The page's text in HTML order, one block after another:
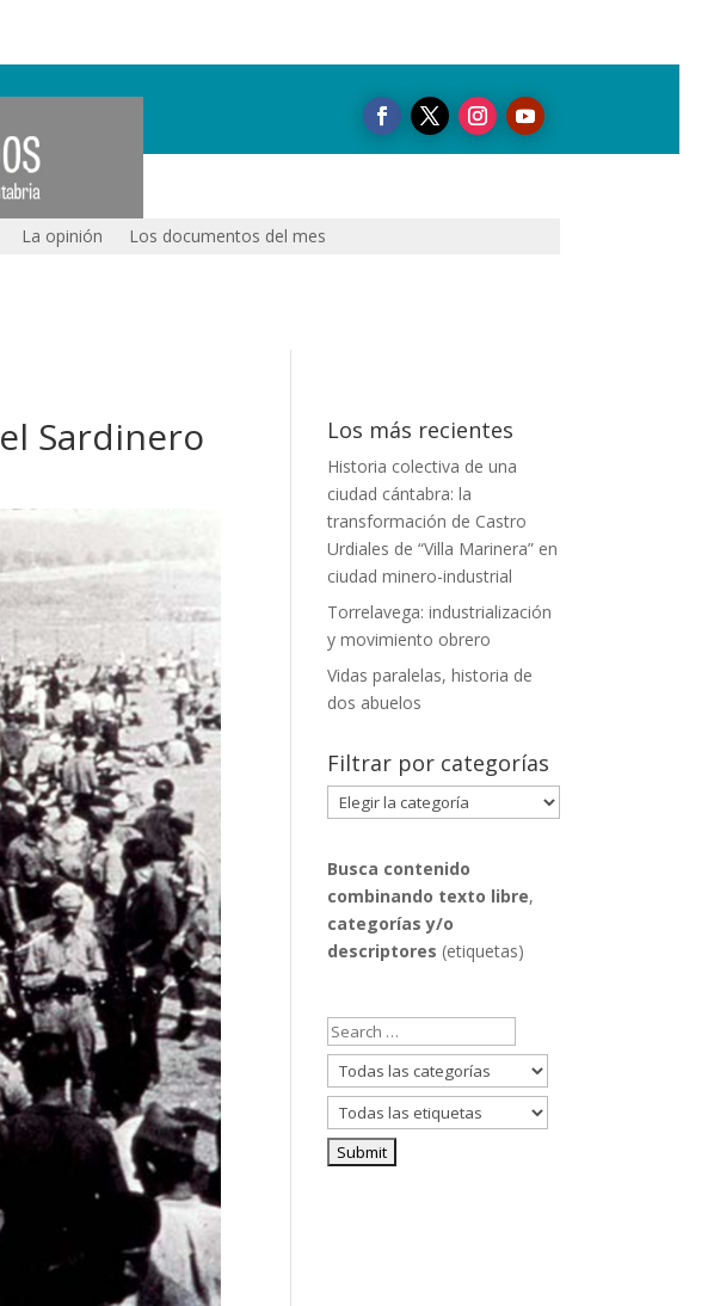
La opinión Los documentos del mes
Sardinero Los más recientes
Historia colectiva de una
ciudad cántabra: la
transformación de Castro
Urdiales de “Villa Marinera” en
ciudad minero-industrial
Torrelavega: industrialización
y movimiento obrero
Vidas paralelas, historia de
dos abuelos
Filtrar por categorías
Filtrar
por
Busca contenido
combinando texto libre,
categorías y/o
descriptores (etiquetas)